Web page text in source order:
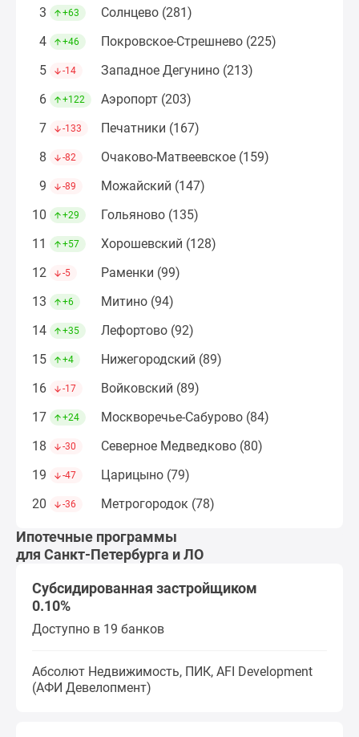
коттеджи
Коттеджные
Готовые
коттеджные
Строящиеся
коттеджные
Коттеджные
поселки
Коттеджные
водоема
поселки
Бизнес-
центры
Коттеджи
акции
3 +63
Солнцево (281)
4
+46
Покровское-Стрешнево (225)
5
-14
Западное Дегунино (213)
6
+122
Аэропорт (203)
7
-133
Печатники (167)
8
-82
Очаково-Матвеевское (159)
9
-89
Можайский (147)
10
+29
Гольяново (135)
11
+57
Хорошевский (128)
12
-5
Раменки (99)
13
+6
Митино (94)
14
+35
Лефортово (92)
15
+4
Нижегородский (89)
16
-17
Войковский (89)
17
+24
Москворечье-Сабурово (84)
18
-30
Северное Медведково (80)
19
-47
Царицыно (79)
20
-36 Метрогородок (78)
Ипотечные программы
для Санкт-Петербурга и ЛО
Субсидированная застройщиком
0.10%
Доступно в 19 банков
Абсолют Недвижимость, ПИК, AFI Development
(АФИ Девелопмент)